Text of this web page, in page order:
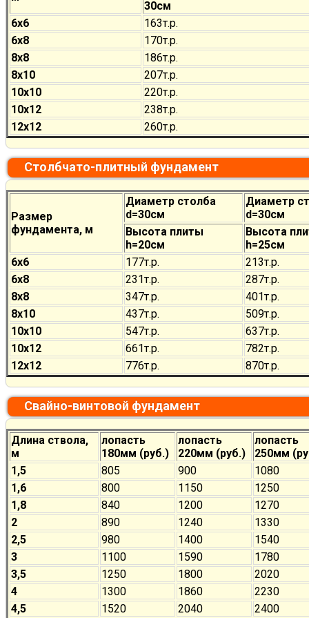
30см
6х6
163т.р.
6х8
170т.р.
8х8
186т.р.
8х10
207т.р.
10х10
220т.р.
10х12
238т.р.
12х12
260т.р.
Столбчато-плитный фундамент
Размер
фундамента, м
Диаметр столба
d=30см
Диаметр
d=30см
Высота плиты
h=20см
Высота
h=25см
6х6
177т.р. 213т.р.
6х8
231т.р. 287т.р.
8х8
347т.р. 401т.р.
8х10
437т.р. 509т.р.
10х10
547т.р. 637т.р.
10х12
661т.р. 782т.р.
12х12
776т.р. 870т.р.
Свайно-винтовой фундамент
Длина ствола,
м
лопасть
180мм (руб.)
лопасть
220мм (руб.)
лопасть
250мм
1,5
805 900
1080
1,6
800 1150
1250
1,8
840 1200
1270
2
890 1240
1330
2,5
980 1400
1540
3
1100 1590
1780
3,5
1250 1800
2020
4
1300 1860
2230
4,5
1520 2040
2400